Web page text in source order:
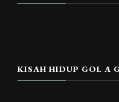
KISAH HIDUP GOL A